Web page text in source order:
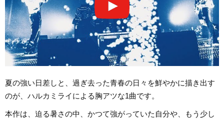
夏の強い日差しと、過ぎ去った青春の日々を鮮やかに描き出す
のが、ハルカミライによる胸アツな1曲です。
本作は、迫る暑さの中、かつて強がっていた自分や、もう少し